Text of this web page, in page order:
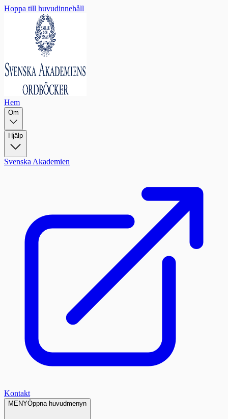
Hoppa till huvudinnehåll
Hem
Om
Hjälp
Svenska Akademien
Kontakt
MENYÖppna huvudmenyn